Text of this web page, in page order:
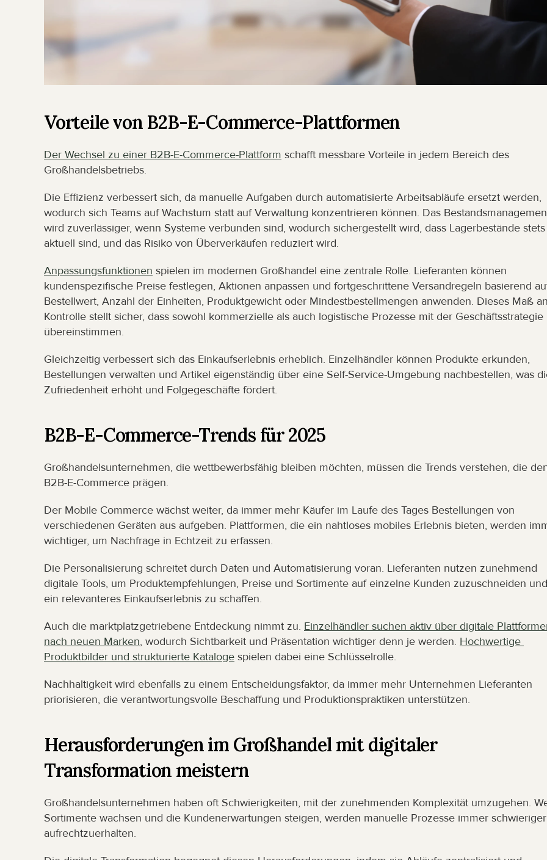
Vorteile von B2B-E-Commerce-Plattformen
Der Wechsel zu einer B2B-E-Commerce-Plattform schafft messbare Vorteile in jedem Bereich des
Großhandelsbetriebs.
Die Effizienz verbessert sich, da manuelle Aufgaben durch automatisierte Arbeitsabläufe ersetzt werden,
wodurch sich Teams auf Wachstum statt auf Verwaltung konzentrieren können. Das
wird zuverlässiger, wenn Systeme verbunden sind, wodurch sichergestellt wird, dass Lagerbestände stets
aktuell sind, und das Risiko von Überverkäufen reduziert wird.
Anpassungsfunktionen spielen im modernen Großhandel eine zentrale Rolle. Lieferanten können
kundenspezifische Preise festlegen, Aktionen anpassen und fortgeschrittene Versandregeln basierend
Bestellwert, Anzahl der Einheiten, Produktgewicht oder Mindestbestellmengen anwenden. Dieses Maß an
Kontrolle stellt sicher, dass sowohl kommerzielle als auch logistische Prozesse mit der Geschäftsstrategie
übereinstimmen.
Gleichzeitig verbessert sich das Einkaufserlebnis erheblich. Einzelhändler können Produkte erkunden,
Bestellungen verwalten und Artikel eigenständig über eine Self-Service-Umgebung nachbestellen, was
Zufriedenheit erhöht und Folgegeschäfte fördert.
B2B-E-Commerce-Trends für 2025
Großhandelsunternehmen, die wettbewerbsfähig bleiben möchten, müssen die Trends verstehen, die
B2B-E-Commerce prägen.
Der Mobile Commerce wächst weiter, da immer mehr Käufer im Laufe des Tages Bestellungen von
verschiedenen Geräten aus aufgeben. Plattformen, die ein nahtloses mobiles Erlebnis bieten, werden
wichtiger, um Nachfrage in Echtzeit zu erfassen.
Die Personalisierung schreitet durch Daten und Automatisierung voran. Lieferanten nutzen zunehmend
digitale Tools, um Produktempfehlungen, Preise und Sortimente auf einzelne Kunden zuzuschneiden
ein relevanteres Einkaufserlebnis zu schaffen.
Auch die marktplatzgetriebene Entdeckung nimmt zu. Einzelhändler suchen aktiv über digitale
nach neuen Marken, wodurch Sichtbarkeit und Präsentation wichtiger denn je werden. Hochwertige
Produktbilder und strukturierte Kataloge spielen dabei eine Schlüsselrolle.
Nachhaltigkeit wird ebenfalls zu einem Entscheidungsfaktor, da immer mehr Unternehmen Lieferanten
priorisieren, die verantwortungsvolle Beschaffung und Produktionspraktiken unterstützen.
Herausforderungen im Großhandel mit digitaler
Transformation meistern
Großhandelsunternehmen haben oft Schwierigkeiten, mit der zunehmenden Komplexität umzugehen.
Sortimente wachsen und die Kundenerwartungen steigen, werden manuelle Prozesse immer schwieriger
aufrechtzuerhalten.